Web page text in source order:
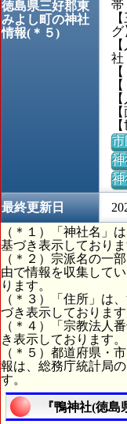
徳島県三好郡東
みよし町の神社
情報(＊５)
帯
グ
社
市
神
神
最終更新日
（＊１）「神社名」
基づき表示しておりま
（＊２）宗派名の一
由で情報を収集して
ります。
（＊３）「住所」は
づき表示しております
（＊４）「宗教法人
き表示しております。
（＊５）都道府県・
報は、総務庁統計局
す。
『鴨神社(徳